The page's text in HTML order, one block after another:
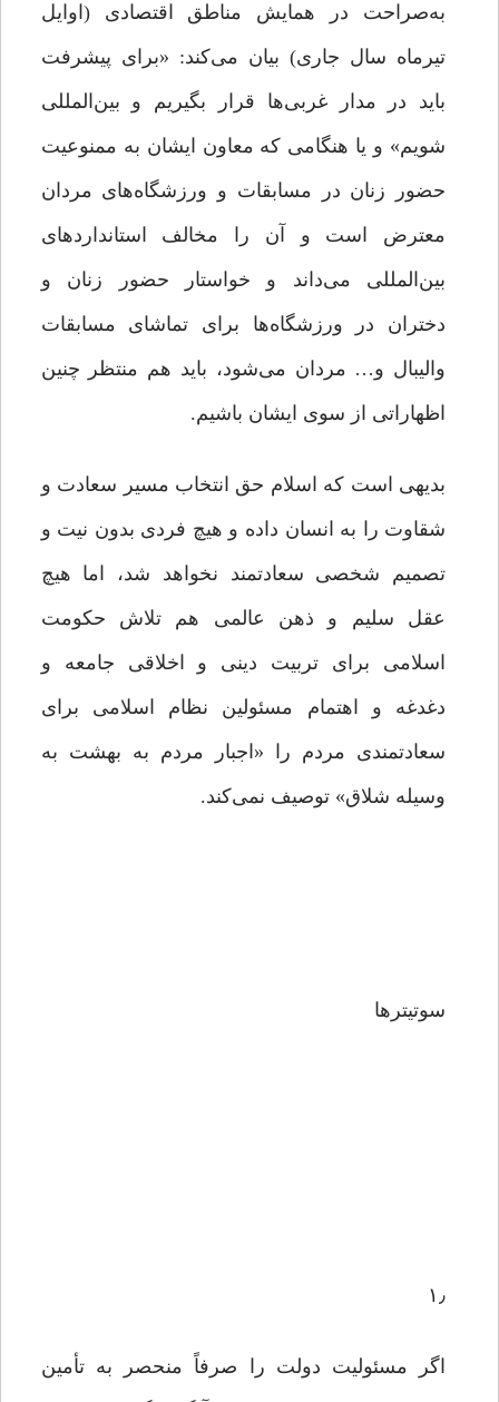
به‌صراحت در همایش مناطق اقتصادی (اوایل
تیرماه سال جاری) بیان می‌کند: «برای پیشرفت
باید در مدار غربی‌ها قرار بگیریم و بین‌المللی
شویم» و یا هنگامی که معاون ایشان به ممنوعیت
حضور زنان در مسابقات و ورزشگاه‌های مردان
معترض است و آن را مخالف استانداردهای
بین‌المللی می‌داند و خواستار حضور زنان و
دختران در ورزشگاه‌ها برای تماشای مسابقات
والیبال و… مردان می‌شود، باید هم منتظر چنین
اظهاراتی از سوی ایشان باشیم.
بدیهی است که اسلام حق انتخاب مسیر سعادت و
شقاوت را به انسان داده و هیچ فردی بدون نیت و
تصمیم شخصی سعادتمند نخواهد شد، اما هیچ
عقل سلیم و ذهن عالمی هم تلاش حکومت
اسلامی برای تربیت دینی و اخلاقی جامعه و
دغدغه و اهتمام مسئولین نظام اسلامی برای
سعادتمندی مردم را «اجبار مردم به بهشت به
وسیله شلاق» توصیف نمی‌کند.
سوتیترها
۱٫
اگر مسئولیت دولت را صرفاً منحصر به تأمین